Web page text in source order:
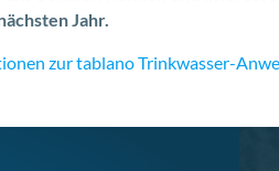
Jahr.
zur tablano Trinkwasser-